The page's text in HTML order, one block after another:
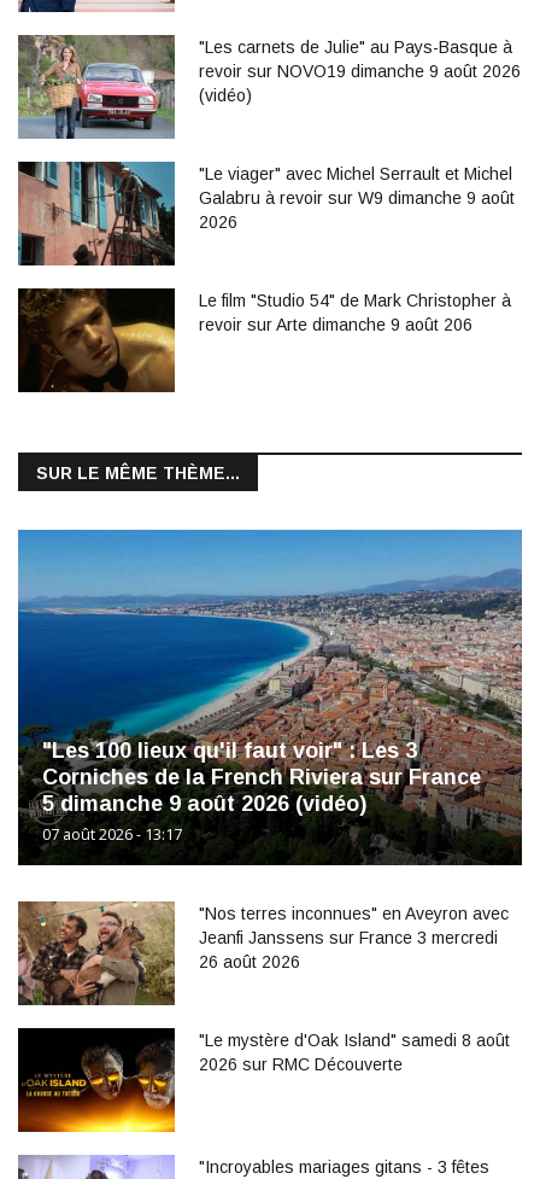
"Les carnets de Julie" au Pays-Basque à
revoir sur NOVO19 dimanche 9 août 2026
(vidéo)
"Le viager" avec Michel Serrault et Michel
Galabru à revoir sur W9 dimanche 9 août
2026
Le film "Studio 54" de Mark Christopher à
revoir sur Arte dimanche 9 août 206
SUR LE MÊME THÈME...
"Les 100 lieux qu'il faut voir" : Les 3
Corniches de la French Riviera sur France
5 dimanche 9 août 2026 (vidéo)
07 août 2026 - 13:17
"Nos terres inconnues" en Aveyron avec
Jeanfi Janssens sur France 3 mercredi
26 août 2026
"Le mystère d'Oak Island" samedi 8 août
2026 sur RMC Découverte
"Incroyables mariages gitans - 3 fêtes